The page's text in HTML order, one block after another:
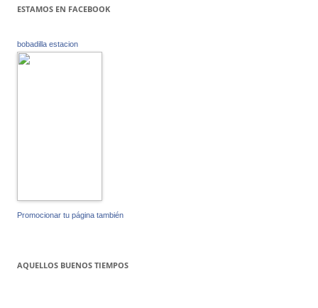
ESTAMOS EN FACEBOOK
bobadilla estacion
Promocionar tu página también
AQUELLOS BUENOS TIEMPOS